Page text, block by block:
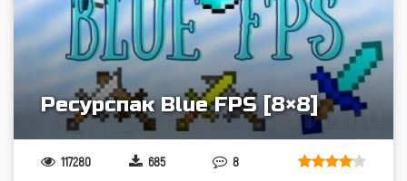
Ресурспак Blue FPS [8×8]
117280 685 8